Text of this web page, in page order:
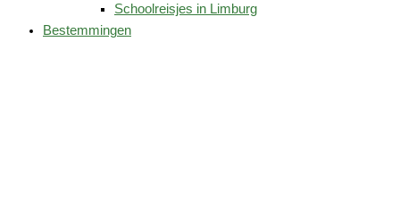
Schoolreisjes in Limburg
Bestemmingen